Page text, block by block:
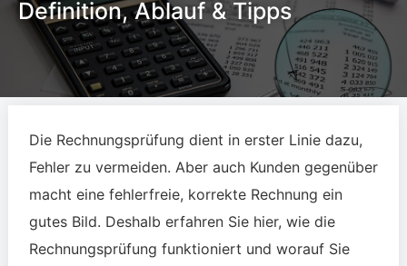
Definition, Ablauf & Tipps
Die Rechnungsprüfung dient in erster Linie dazu,
Fehler zu vermeiden. Aber auch Kunden gegenüber
macht eine fehlerfreie, korrekte Rechnung ein
gutes Bild. Deshalb erfahren Sie hier, wie die
Rechnungsprüfung funktioniert und worauf Sie